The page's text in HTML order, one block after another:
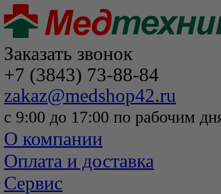
Заказать звонок
+7 (3843) 73-88-84
zakaz@medshop42.ru
с 9:00 до 17:00 по рабочим
О компании
Оплата и доставка
Сервис